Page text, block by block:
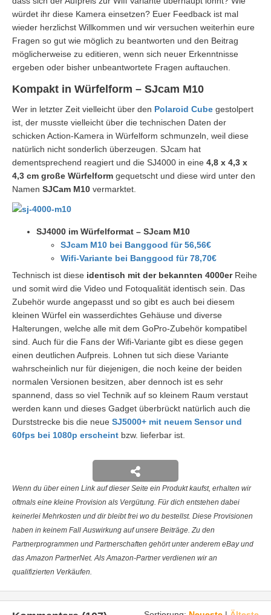
würdet ihr diese Kamera einsetzen? Euer Feedback ist mal
wieder herzlichst Willkommen und wir versuchen weiterhin eure
Fragen so gut wie möglich zu beantworten und den Beitrag
möglicherweise zu editieren, wenn sich neuer Erkenntnisse
ergeben oder bisher unbeantwortete Fragen auftauchen.
Kompakt in Würfelform – SJcam M10
Wer in letzter Zeit vielleicht über den Polaroid Cube gestolpert
ist, der musste vielleicht über die technischen Daten der
schicken Action-Kamera in Würfelform schmunzeln, weil diese
natürlich nicht sonderlich überzeugen. SJcam hat
dementsprechend reagiert und die SJ4000 in eine 4,8 x 4,3 x
4,3 cm große Würfelform gequetscht und diese wird unter den
Namen SJCam M10 vermarktet.
SJ4000 im Würfelformat – SJcam M10
SJcam M10 bei Banggood für 56,56€
Wifi-Variante bei Banggood für 78,70€
Technisch ist diese identisch mit der bekannten 4000erReihe
und somit wird die Video und Fotoqualität identisch sein. Das
Zubehör wurde angepasst und so gibt es auch bei diesem
kleinen Würfel ein wasserdichtes Gehäuse und diverse
Halterungen, welche alle mit dem GoPro-Zubehör kompatibel
sind. Auch für die Fans der Wifi-Variante gibt es diese gegen
einen deutlichen Aufpreis. Lohnen tut sich diese Variante
wahrscheinlich nur für diejenigen, die noch keine der beiden
normalen Versionen besitzen, aber dennoch ist es sehr
spannend, dass so viel Technik auf so kleinem Raum verstaut
werden kann und dieses Gadget überbrückt natürlich auch die
Durststrecke bis die neue SJ5000+ mit neuem Sensor und
60fps bei 1080p erscheint bzw. lieferbar ist.
Wenn du über einen Link auf dieser Seite ein Produkt kaufst, erhalten wir
oftmals eine kleine Provision als Vergütung. Für dich entstehen dabei
keinerlei Mehrkosten und dir bleibt frei wo du bestellst. Diese Provisionen
haben in keinem Fall Auswirkung auf unsere Beiträge. Zu den
Partnerprogrammen und Partnerschaften gehört unter anderem eBay und
das Amazon PartnerNet. Als Amazon-Partner verdienen wir an
qualifizierten Verkäufen.